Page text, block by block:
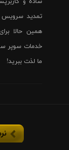
تمدید سرویس
همین حالا
خدمات سوپر
ما لذت ببرید!